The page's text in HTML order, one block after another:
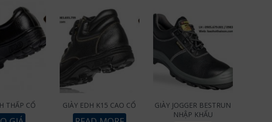
THẤP CỔ GIÀY EDH K15 CAO CỔ
GIÀY JOGGER BESTRUN
NHẬP KHẨU